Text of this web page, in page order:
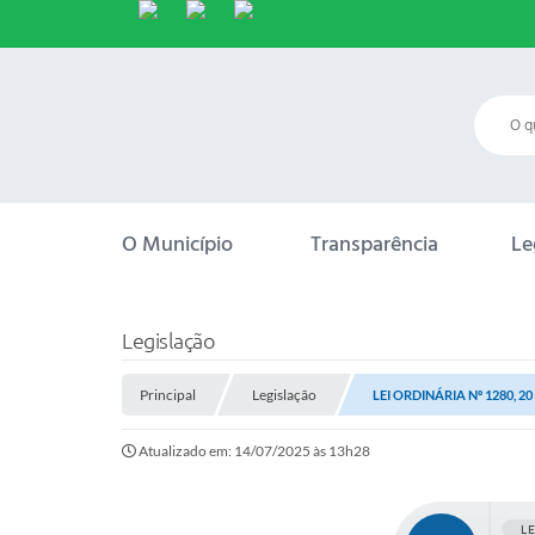
O Município Transparência
Legislação
Principal Legislação LEI ORDINÁRIA Nº 1280,
Atualizado em: 14/07/2025 às 13h28